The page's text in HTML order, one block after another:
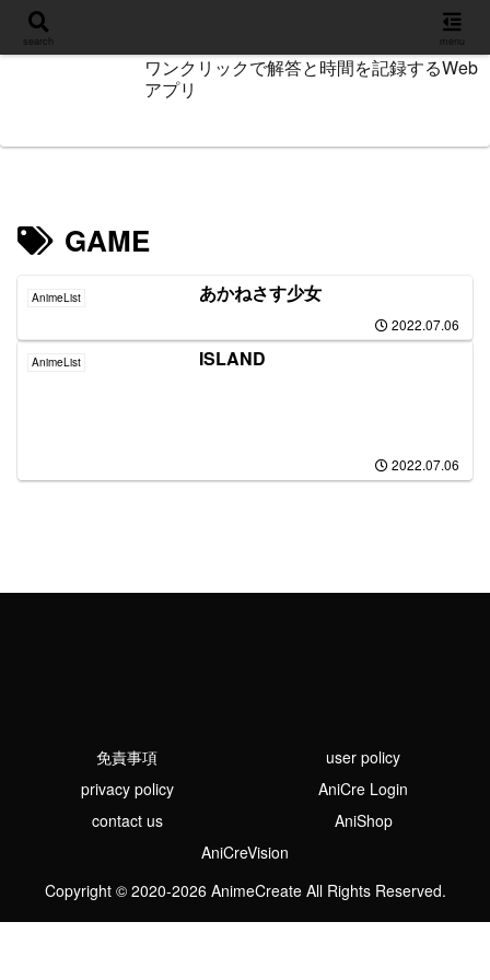
ワンクリックで解答と時間を記録するWeb
アプリ
GAME
AnimeList あかねさす少女
2022.07.06
AnimeList ISLAND
2022.07.06
免責事項
user policy
privacy policy
AniCre Login
contact us
AniShop
AniCreVision
Copyright © 2020-2026 AnimeCreate All Rights Reserved.
search menu